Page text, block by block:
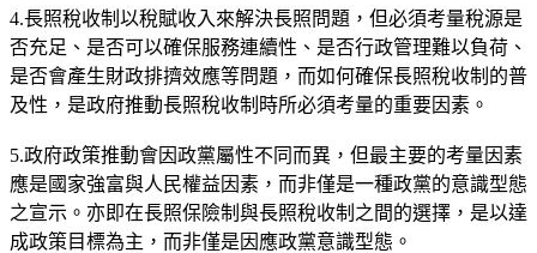
4.長照稅收制以稅賦收入來解決長照問題，但必須考量稅源是
否充足、是否可以確保服務連續性、是否行政管理難以負荷、
是否會產生財政排擠效應等問題，而如何確保長照稅收制的普
及性，是政府推動長照稅收制時所必須考量的重要因素。
5.政府政策推動會因政黨屬性不同而異，但最主要的考量因素
應是國家強富與人民權益因素，而非僅是一種政黨的意識型態
之宣示。亦即在長照保險制與長照稅收制之間的選擇，是以達
成政策目標為主，而非僅是因應政黨意識型態。